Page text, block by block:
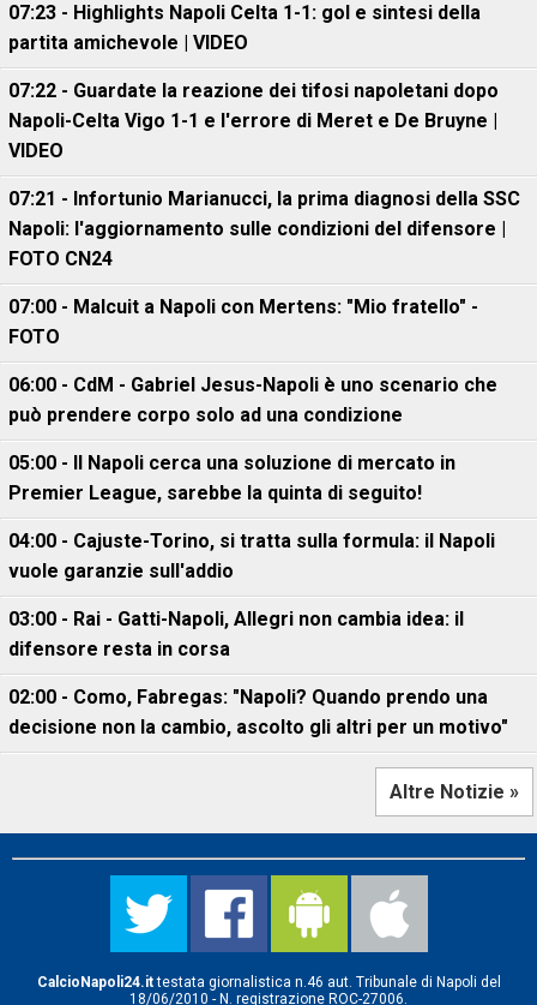
07:23 - Highlights Napoli Celta 1-1: gol e sintesi della
partita amichevole | VIDEO
07:22 - Guardate la reazione dei tifosi napoletani dopo
Napoli-Celta Vigo 1-1 e l'errore di Meret e De Bruyne |
VIDEO
07:21 - Infortunio Marianucci, la prima diagnosi della SSC
Napoli: l'aggiornamento sulle condizioni del difensore |
FOTO CN24
07:00 - Malcuit a Napoli con Mertens: "Mio fratello" -
FOTO
06:00 - CdM - Gabriel Jesus-Napoli è uno scenario che
può prendere corpo solo ad una condizione
05:00 - Il Napoli cerca una soluzione di mercato in
Premier League, sarebbe la quinta di seguito!
04:00 - Cajuste-Torino, si tratta sulla formula: il Napoli
vuole garanzie sull'addio
03:00 - Rai - Gatti-Napoli, Allegri non cambia idea: il
difensore resta in corsa
02:00 - Como, Fabregas: "Napoli? Quando prendo una
decisione non la cambio, ascolto gli altri per un motivo"
Altre Notizie »
CalcioNapoli24.ittestata giornalistica n.46 aut. Tribunale di Napoli del
18/06/2010 - N. registrazione ROC-27006.